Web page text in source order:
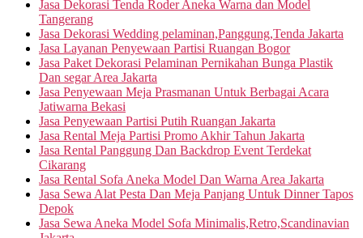
Jasa Dekorasi Tenda Roder Aneka Warna dan Model
Tangerang
Jasa Dekorasi Wedding pelaminan,Panggung,Tenda Jakarta
Jasa Layanan Penyewaan Partisi Ruangan Bogor
Jasa Paket Dekorasi Pelaminan Pernikahan Bunga Plastik
Dan segar Area Jakarta
Jasa Penyewaan Meja Prasmanan Untuk Berbagai Acara
Jatiwarna Bekasi
Jasa Penyewaan Partisi Putih Ruangan Jakarta
Jasa Rental Meja Partisi Promo Akhir Tahun Jakarta
Jasa Rental Panggung Dan Backdrop Event Terdekat
Cikarang
Jasa Rental Sofa Aneka Model Dan Warna Area Jakarta
Jasa Sewa Alat Pesta Dan Meja Panjang Untuk Dinner Tapos
Depok
Jasa Sewa Aneka Model Sofa Minimalis,Retro,Scandinavian